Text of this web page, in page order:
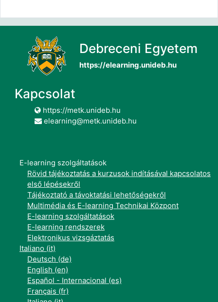
Debreceni Egyetem
https://elearning.unideb.hu
Kapcsolat
https://metk.unideb.hu
elearning@metk.unideb.hu
E-learning szolgáltatások
Rövid tájékoztatás a kurzusok indításával kapcsolatos
első lépésekről
Tájékoztató a távoktatási lehetőségekről
Multimédia és E-learning Technikai Központ
E-learning szolgáltatások
E-learning rendszerek
Elektronikus vizsgáztatás
Italiano ‎(it)‎
Deutsch ‎(de)‎
English ‎(en)‎
Español - Internacional ‎(es)‎
Français ‎(fr)‎